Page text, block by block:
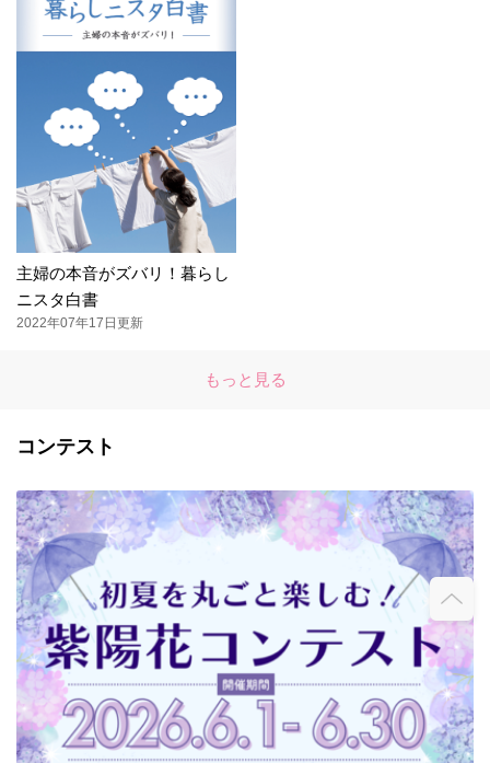
主婦の本音がズバリ！暮らし
ニスタ白書
2022年07年17日更新
もっと見る
コンテスト